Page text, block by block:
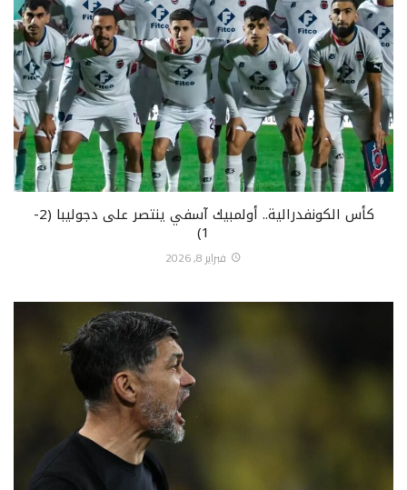
كأس الكونفدرالية.. أولمبيك آسفي ينتصر على دجوليبا (2-
1)
فبراير 8, 2026